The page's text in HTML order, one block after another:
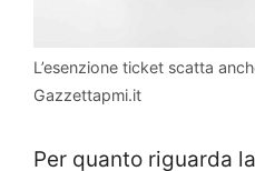
L’esenzione ticket scatta
Gazzettapmi.it
Per quanto riguarda la